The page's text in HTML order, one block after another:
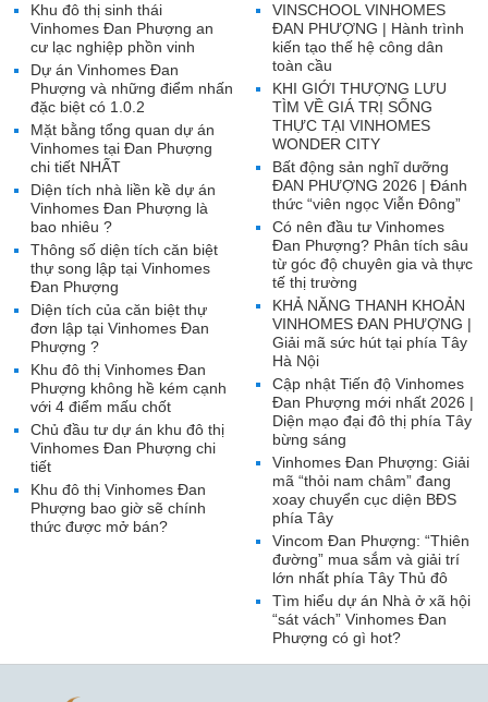
VINSCHOOL VINHOMES
ĐAN PHƯỢNG | Hành trình
kiến tạo thế hệ công dân
toàn cầu
KHI GIỚI THƯỢNG LƯU
TÌM VỀ GIÁ TRỊ SỐNG
THỰC TẠI VINHOMES
WONDER CITY
Bất động sản nghĩ dưỡng
ĐAN PHƯỢNG 2026 | Đánh
thức “viên ngọc Viễn Đông”
Có nên đầu tư Vinhomes
Đan Phượng? Phân tích sâu
từ góc độ chuyên gia và thực
tế thị trường
KHẢ NĂNG THANH KHOẢN
VINHOMES ĐAN PHƯỢNG |
Giải mã sức hút tại phía Tây
Hà Nội
Cập nhật Tiến độ Vinhomes
Đan Phượng mới nhất 2026 |
Diện mạo đại đô thị phía Tây
bừng sáng
Vinhomes Đan Phượng: Giải
mã “thỏi nam châm” đang
xoay chuyển cục diện BĐS
phía Tây
Vincom Đan Phượng: “Thiên
đường” mua sắm và giải trí
lớn nhất phía Tây Thủ đô
Tìm hiểu dự án Nhà ở xã hội
“sát vách” Vinhomes Đan
Phượng có gì hot?
Khu đô thị sinh thái
Vinhomes Đan Phượng an
cư lạc nghiệp phồn vinh
Dự án Vinhomes Đan
Phượng và những điểm nhấn
đặc biệt có 1.0.2
Mặt bằng tổng quan dự án
Vinhomes tại Đan Phượng
chi tiết NHẤT
Diện tích nhà liền kề dự án
Vinhomes Đan Phượng là
bao nhiêu ?
Thông số diện tích căn biệt
thự song lập tại Vinhomes
Đan Phượng
Diện tích của căn biệt thự
đơn lập tại Vinhomes Đan
Phượng ?
Khu đô thị Vinhomes Đan
Phượng không hề kém cạnh
với 4 điểm mấu chốt
Chủ đầu tư dự án khu đô thị
Vinhomes Đan Phượng chi
tiết
Khu đô thị Vinhomes Đan
Phượng bao giờ sẽ chính
thức được mở bán?